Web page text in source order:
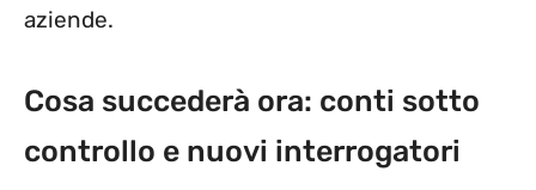
aziende.
Cosa succederà ora: conti sotto
controllo e nuovi interrogatori